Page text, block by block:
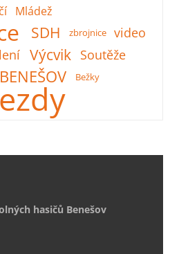
Mládež
SDH zbrojnice video
Výcvik Soutěže
BENEŠOV Bežky
hasičů Benešov